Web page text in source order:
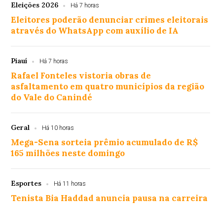
Eleições 2026 Há 7 horas
Eleitores poderão denunciar crimes eleitorais
através do WhatsApp com auxílio de IA
Piauí Há 7 horas
Rafael Fonteles vistoria obras de
asfaltamento em quatro municípios da região
do Vale do Canindé
Geral Há 10 horas
Mega-Sena sorteia prêmio acumulado de R$
165 milhões neste domingo
Esportes Há 11 horas
Tenista Bia Haddad anuncia pausa na carreira